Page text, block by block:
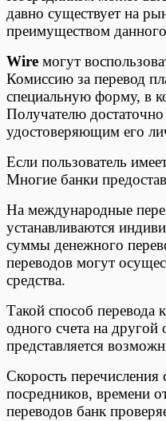
давно существует на
преимуществом
Wire могут
Комиссию за перевод
специальную форму, в
Получателю
удостоверяющим его
Если пользователь
Многие банки
На международные
устанавливаются
суммы денежного
переводов могут
средства.
Такой способ перевода
одного счета на
представляется
Скорость перечисления
посредников, времени
переводов банк